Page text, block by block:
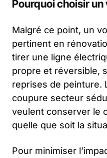
Pourquoi choisir
Malgré ce point, un
pertinent en
tirer une ligne
propre et réversible,
reprises de peinture.
coupure secteur
veulent conserver le
quelle que soit la
Pour minimiser